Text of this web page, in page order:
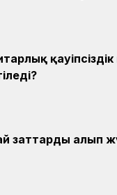
заттарды алып